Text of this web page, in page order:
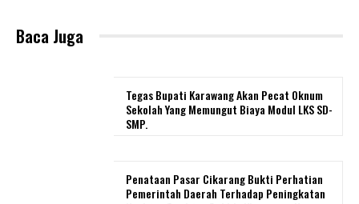
Baca Juga
Tegas Bupati Karawang Akan Pecat Oknum
Sekolah Yang Memungut Biaya Modul LKS SD-
SMP.
Penataan Pasar Cikarang Bukti Perhatian
Pemerintah Daerah Terhadap Peningkatan